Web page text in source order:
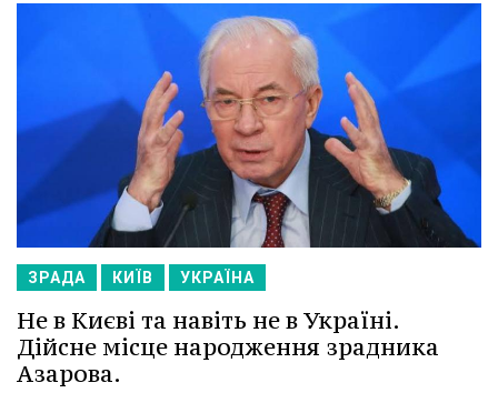
ЗРАДА КИЇВ УКРАЇНА
Не в Києві та навіть не в Україні.
Дійсне місце народження зрадника
Азарова.